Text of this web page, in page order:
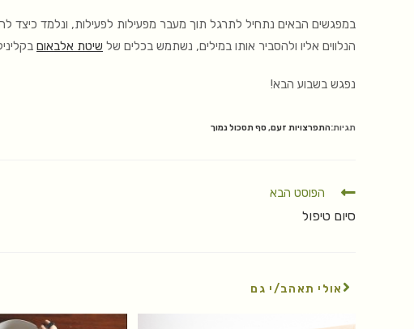
במפגשים הבאים נתחיל לתרגל תוך מעבר מפעילות לפעילות, ונלמד
הנלווים אליו ולהסביר אותו במילים, נשתמש בכלים של שיטת אלבאום
נפגש בשבוע הבא!
תגיות:התפרצויות זעם,סף תסכול נמוך
הפוסט הבא
סיום טיפול
אולי תאהב/י גם